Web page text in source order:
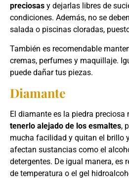
preciosas y dejarlas libres de
condiciones. Además, no se
salada o piscinas cloradas,
También es recomendable
cremas, perfumes y maquillaje.
puede dañar tus piezas.
Diamante
El diamante es la piedra preciosa
tenerlo alejado de los esmaltes,
mucha facilidad y quitan el brillo
afectan sustancias como el
detergentes. De igual manera, es
de temperatura o el gel